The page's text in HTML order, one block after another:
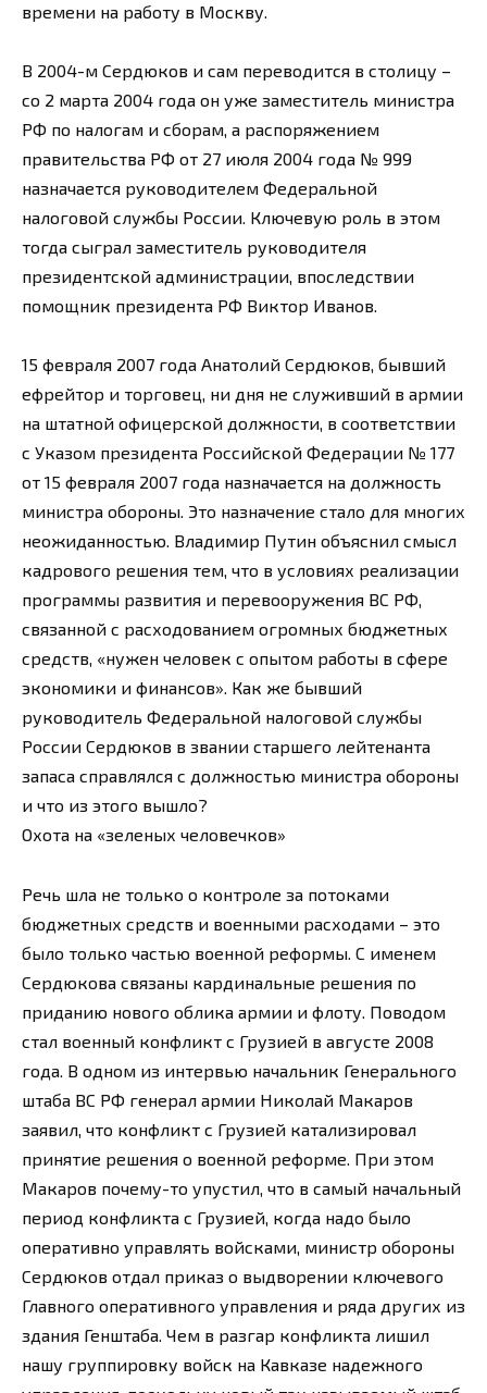
времени на работу в Москву.
В 2004-м Сердюков и сам переводится в столицу –
со 2 марта 2004 года он уже заместитель министра
РФ по налогам и сборам, а распоряжением
правительства РФ от 27 июля 2004 года № 999
назначается руководителем Федеральной
налоговой службы России. Ключевую роль в этом
тогда сыграл заместитель руководителя
президентской администрации, впоследствии
помощник президента РФ Виктор Иванов.
15 февраля 2007 года Анатолий Сердюков, бывший
ефрейтор и торговец, ни дня не служивший в армии
на штатной офицерской должности, в соответствии
с Указом президента Российской Федерации № 177
от 15 февраля 2007 года назначается на должность
министра обороны. Это назначение стало для многих
неожиданностью. Владимир Путин объяснил смысл
кадрового решения тем, что в условиях реализации
программы развития и перевооружения ВС РФ,
связанной с расходованием огромных бюджетных
средств, «нужен человек с опытом работы в сфере
экономики и финансов». Как же бывший
руководитель Федеральной налоговой службы
России Сердюков в звании старшего лейтенанта
запаса справлялся с должностью министра обороны
и что из этого вышло?
Охота на «зеленых человечков»
Речь шла не только о контроле за потоками
бюджетных средств и военными расходами – это
было только частью военной реформы. С именем
Сердюкова связаны кардинальные решения по
приданию нового облика армии и флоту. Поводом
стал военный конфликт с Грузией в августе 2008
года. В одном из интервью начальник Генерального
штаба ВС РФ генерал армии Николай Макаров
заявил, что конфликт с Грузией катализировал
принятие решения о военной реформе. При этом
Макаров почему-то упустил, что в самый начальный
период конфликта с Грузией, когда надо было
оперативно управлять войсками, министр обороны
Сердюков отдал приказ о выдворении ключевого
Главного оперативного управления и ряда других из
здания Генштаба. Чем в разгар конфликта лишил
нашу группировку войск на Кавказе надежного